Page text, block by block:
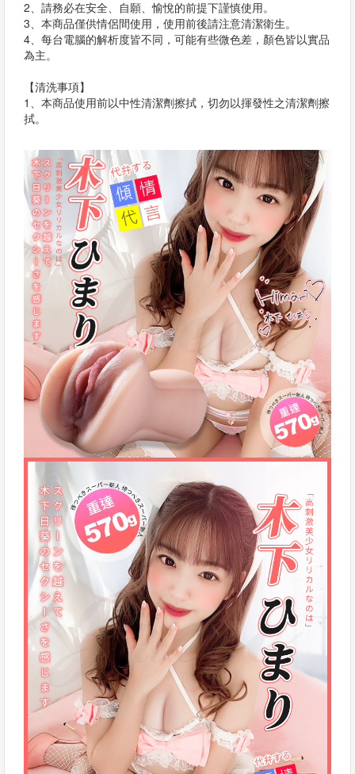
2、請務必在安全、自願、愉悅的前提下謹慎使用。
3、本商品僅供情侶間使用，使用前後請注意清潔衛生。
4、每台電腦的解析度皆不同，可能有些微色差，顏色皆以實品
為主。
【清洗事項】
1、本商品使用前以中性清潔劑擦拭，切勿以揮發性之清潔劑擦
拭。